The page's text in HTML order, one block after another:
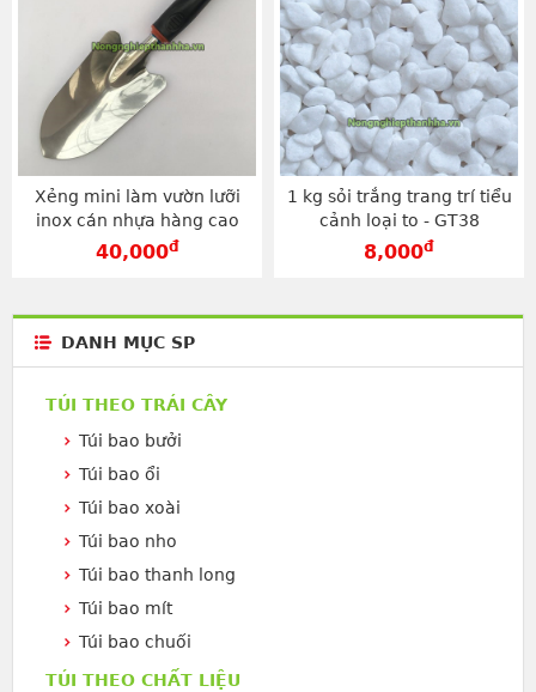
Xẻng mini làm vườn lưỡi
inox cán nhựa hàng cao
cấp - D18
40,000đ
1 kg sỏi trắng trang trí tiểu
cảnh loại to - GT38
8,000đ
DANH MỤC SP
TÚI THEO TRÁI CÂY
Túi bao bưởi
Túi bao ổi
Túi bao xoài
Túi bao nho
Túi bao thanh long
Túi bao mít
Túi bao chuối
TÚI THEO CHẤT LIỆU